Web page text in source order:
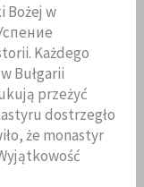
Bożej w
Każdego
Bułgarii
przeżyć
dostrzegło
że monastyr